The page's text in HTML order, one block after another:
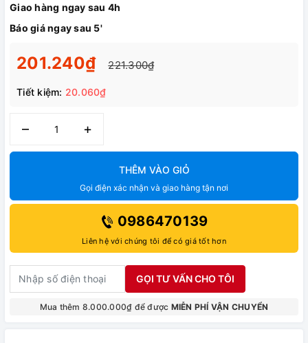
Giao hàng ngay sau 4h
Báo giá ngay sau 5'
201.240₫ 221.300₫
Tiết kiệm: 20.060₫
– +
THÊM VÀO GIỎ
Gọi điện xác nhận và giao hàng tận nơi
0986470139
Liên hệ với chúng tôi để có giá tốt hơn
GỌI TƯ VẤN CHO TÔI
Mua thêm 8.000.000₫ để được MIỄN PHÍ VẬN CHUYỂN